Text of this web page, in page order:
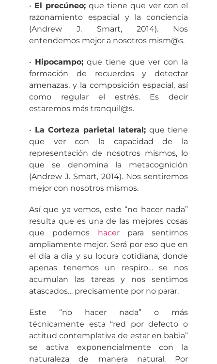
• El precúneo; que tiene que ver con el
razonamiento espacial y la conciencia
(Andrew J. Smart, 2014). Nos
entendemos mejor a nosotros mism@s.
• Hipocampo; que tiene que ver con la
formación de recuerdos y detectar
amenazas, y la composición espacial, así
como regular el estrés. Es decir
estaremos más tranquil@s.
• La Corteza parietal lateral; que tiene
que ver con la capacidad de la
representación de nosotros mismos, lo
que se denomina la metacognición
(Andrew J. Smart, 2014). Nos sentiremos
mejor con nosotros mismos.
Así que ya vemos, este “no hacer nada”
resulta que es una de las mejores cosas
que podemos hacerpara sentirnos
ampliamente mejor. Será por eso que en
el día a día y su locura cotidiana, donde
apenas tenemos un respiro… se nos
acumulan las tareas y nos sentimos
atascados… precisamente por no parar.
Este “no hacer nada” o más
técnicamente esta “red por defecto o
actitud contemplativa de estar en babia”
se activa exponencialmente con la
naturaleza de manera natural. Por